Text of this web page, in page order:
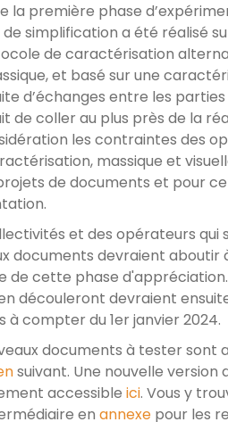
la première phase
simplification a été réalisé
de caractérisation
et basé sur une
d’échanges entre les
de coller au plus près de la
les contraintes des
massique et
de documents et pour
et des opérateurs qui
documents devraient aboutir
de cette phase
découleront devraient
à compter du 1er janvier 2024.
documents à tester sont
suivant. Une nouvelle version
accessible ici. Vous y
en annexe pour les